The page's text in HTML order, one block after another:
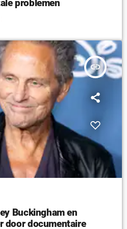
problemen
insert_link
Buckingham en
door documentaire